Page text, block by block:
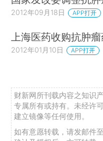
2012年09月18日 APP打开
上海医药收购抗肿
2012年01月10日 APP打开
财新网所刊载内容之知识
专属所有或持有。未经许
建立镜像等任何使用。
如有意愿转载，请发邮件至